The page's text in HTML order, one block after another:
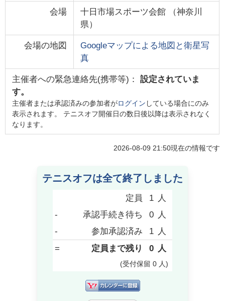
会場 十日市場スポーツ会館（神奈川
県）
会場の地図
Googleマップによる地図と衛星写
真
主催者への緊急連絡先(携帯等)： 設定されていま
す。
主催者または承認済みの参加者がログイン している場合にのみ
表示されます。 テニスオフ開催日の数日後以降は表示されなく
なります。
2026-08-09 21:50現在の情報です
テニスオフは全て終了しました
定員 1 人
-
承認手続き待ち 0 人
-
参加承認済み 1 人
=
定員まで残り 0 人
(受付保留 0 人)